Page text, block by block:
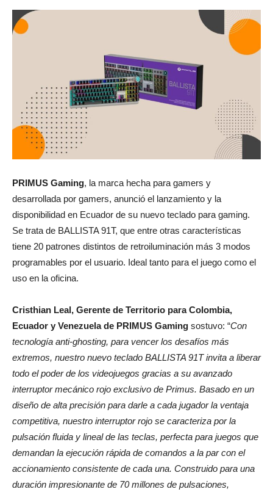
PRIMUS Gaming, la marca hecha para gamers y
desarrollada por gamers, anunció el lanzamiento y la
disponibilidad en Ecuador de su nuevo teclado para gaming.
Se trata de BALLISTA 91T, que entre otras características
tiene 20 patrones distintos de retroiluminación más 3 modos
programables por el usuario. Ideal tanto para el juego como el
uso en la oficina.
Cristhian Leal, Gerente de Territorio para Colombia,
Ecuador y Venezuela de PRIMUS Gaming sostuvo: “Con
tecnología anti-ghosting, para vencer los desafíos más
extremos, nuestro nuevo teclado BALLISTA 91T invita a liberar
todo el poder de los videojuegos gracias a su avanzado
interruptor mecánico rojo exclusivo de Primus. Basado en un
diseño de alta precisión para darle a cada jugador la ventaja
competitiva, nuestro interruptor rojo se caracteriza por la
pulsación fluida y lineal de las teclas, perfecta para juegos que
demandan la ejecución rápida de comandos a la par con el
accionamiento consistente de cada una. Construido para una
duración impresionante de 70 millones de pulsaciones,